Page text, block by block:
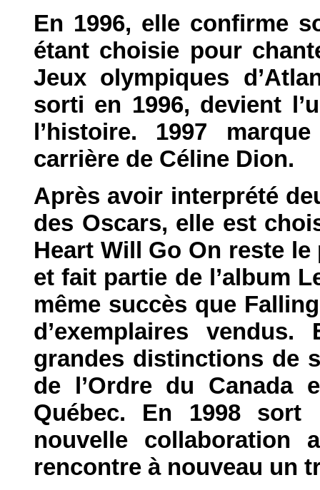
En 1996, elle confirme
étant choisie pour
Jeux olympiques
sorti en 1996, devient
l’histoire. 1997
carrière de Céline Dion.
Après avoir interprété
des Oscars, elle est
Heart Will Go On reste
et fait partie de l’album
même succès que
d’exemplaires
grandes distinctions de
de l’Ordre du Canada
Québec. En 1998 sort
nouvelle collaboration
rencontre à nouveau un